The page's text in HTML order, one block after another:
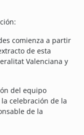
comienza a partir
de esta
Valenciana y
del equipo
celebración de la
de la